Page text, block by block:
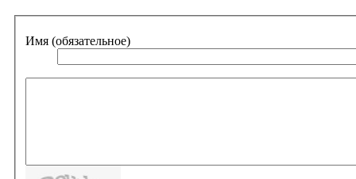
Имя (обязательное)